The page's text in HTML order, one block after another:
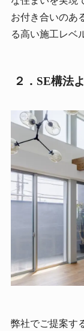
お付き合いのあ
る高い施工レベ
２．SE構法
弊社でご提案す